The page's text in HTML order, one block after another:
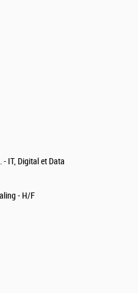
- IT, Digital et Data
- H/F